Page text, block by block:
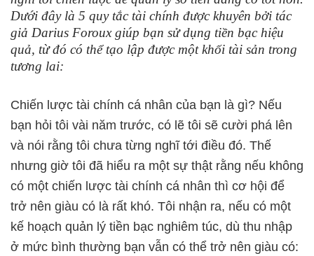
Dưới đây là 5 quy tắc tài chính được khuyên bởi tác
giả Darius Foroux giúp bạn sử dụng tiền bạc hiệu
quả, từ đó có thể tạo lập được một khối tài sản trong
tương lai:
Chiến lược tài chính cá nhân của bạn là gì? Nếu
bạn hỏi tôi vài năm trước, có lẽ tôi sẽ cười phá lên
và nói rằng tôi chưa từng nghĩ tới điều đó. Thế
nhưng giờ tôi đã hiểu ra một sự thật rằng nếu không
có một chiến lược tài chính cá nhân thì cơ hội để
trở nên giàu có là rất khó. Tôi nhận ra, nếu có một
kế hoạch quản lý tiền bạc nghiêm túc, dù thu nhập
ở mức bình thường bạn vẫn có thể trở nên giàu có: